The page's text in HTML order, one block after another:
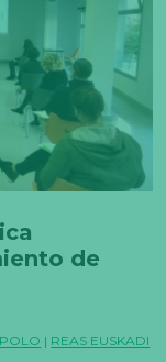
de
| REAS EUSKADI